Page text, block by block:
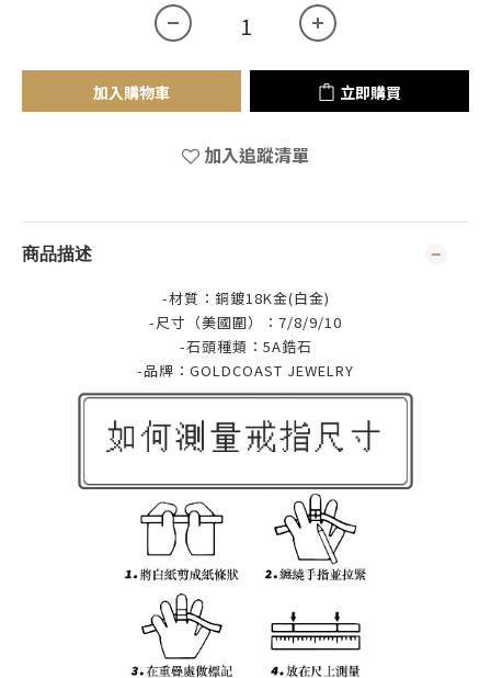
加入購物車 立即購買
加入追蹤清單
商品描述
-材質：銅鍍18K金(白金)
-尺寸（美國圍）：7/8/9/10
-石頭種類：5A鋯石
-品牌： GOLDCOAST JEWELRY